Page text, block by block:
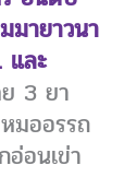
มายาวนา
และ
3 ยา
มออรรถ
อนเข่า